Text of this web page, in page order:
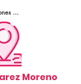
...
Moreno